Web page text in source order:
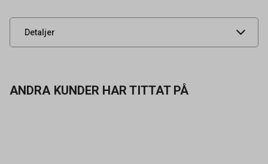
Detaljer
UNSPSC 44122101
ANDRA KUNDER HAR TITTAT PÅ